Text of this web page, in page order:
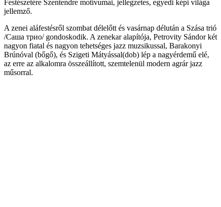
Festészetére Szentendre motívumai, jellegzetes, egyedi képi világa
jellemző.
A zenei aláfestésről szombat délelőtt és vasárnap délután a Szása trió
/Саша трио/ gondoskodik. A zenekar alapítója, Petrovity Sándor két
nagyon fiatal és nagyon tehetséges jazz muzsikussal, Barakonyi
Brúnóval (bőgő), és Szigeti Mátyással(dob) lép a nagyérdemű elé,
az erre az alkalomra összeállított, szemtelenül modern agrár jazz
műsorral.